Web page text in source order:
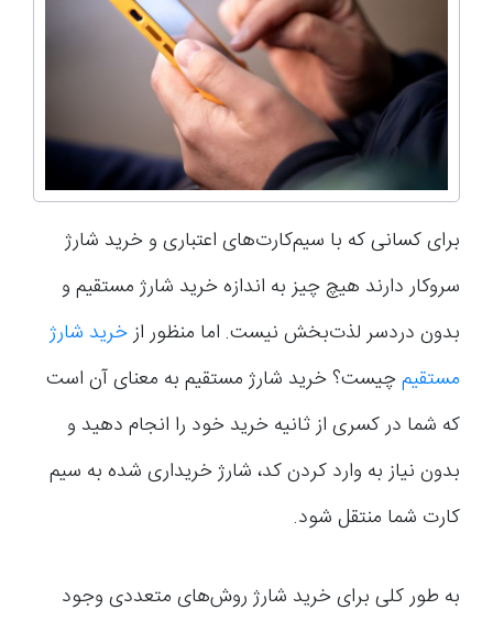
برای کسانی که با سیم‌کارت‌های اعتباری و خرید شارژ
سروکار دارند هیچ چیز به اندازه خرید شارژ مستقیم و
بدون دردسر لذت‌بخش نیست. اما منظور ازخرید شارژ
مستقیمچیست؟ خرید شارژ مستقیم به معنای آن است
که شما در کسری از ثانیه خرید خود را انجام دهید و
بدون نیاز به وارد کردن کد، شارژ خریداری شده به سیم
کارت شما منتقل شود.
به طور کلی برای خرید شارژ روش‌های متعددی وجود